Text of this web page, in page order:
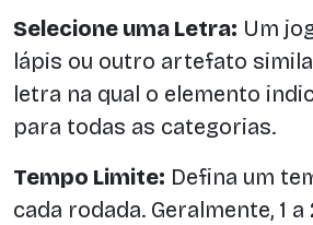
Selecione uma Letra: Um
lápis ou outro artefato
letra na qual o elemento
para todas as categorias.
Tempo Limite: Defina um
cada rodada. Geralmente, 1